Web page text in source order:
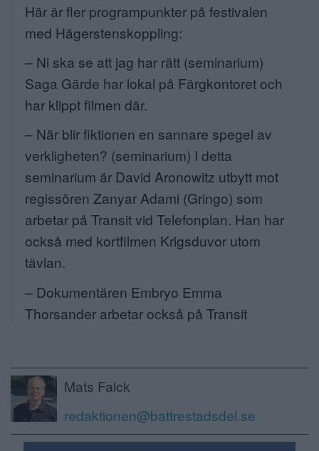
Här är fler programpunkter på festivalen
med Hägerstenskoppling:
– Ni ska se att jag har rätt (seminarium)
Saga Gärde har lokal på Färgkontoret och
har klippt filmen där.
– När blir fiktionen en sannare spegel av
verkligheten? (seminarium) I detta
seminarium är David Aronowitz utbytt mot
regissören Zanyar Adami (Gringo) som
arbetar på Transitvid Telefonplan. Han har
också med kortfilmen Krigsduvor utom
tävlan.
– Dokumentären Embryo Emma
Thorsander arbetar också på Transit
Mats Falck
redaktionen@battrestadsdel.se